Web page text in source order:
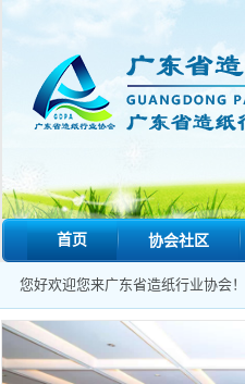
首页 协会社区
您好欢迎您来广东省造纸行业协会！